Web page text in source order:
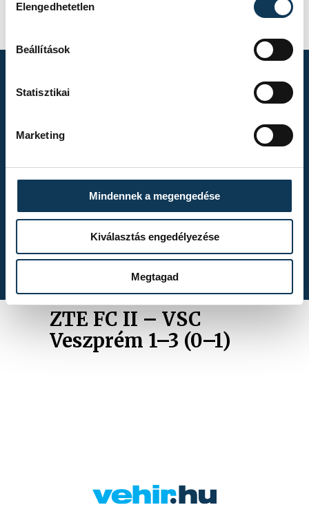
Elengedhetetlen
Beállítások
Statisztikai
Marketing
Mindennek a megengedése
Kiválasztás engedélyezése
Megtagad
Kékszalag 2026.
ZTE FC II – VSC
Veszprém 1–3 (0–1)